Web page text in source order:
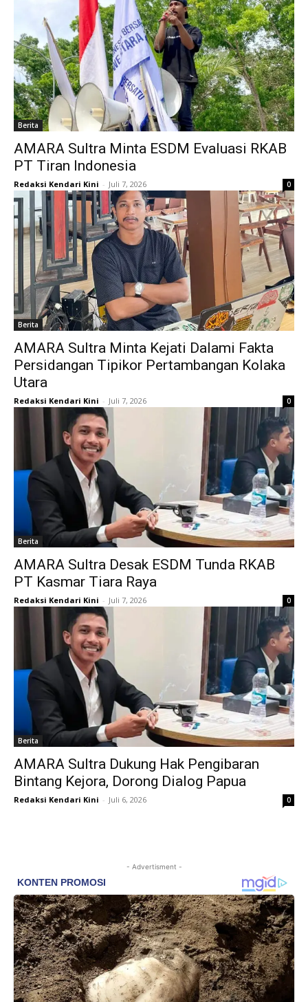
Berita
AMARA Sultra Minta ESDM Evaluasi RKAB
PT Tiran Indonesia
Redaksi Kendari Kini - Juli 7, 2026 0
Berita
AMARA Sultra Minta Kejati Dalami Fakta
Persidangan Tipikor Pertambangan Kolaka
Utara
Redaksi Kendari Kini - Juli 7, 2026 0
Berita
AMARA Sultra Desak ESDM Tunda RKAB
PT Kasmar Tiara Raya
Redaksi Kendari Kini - Juli 7, 2026 0
Berita
AMARA Sultra Dukung Hak Pengibaran
Bintang Kejora, Dorong Dialog Papua
Redaksi Kendari Kini - Juli 6, 2026 0
- Advertisment -